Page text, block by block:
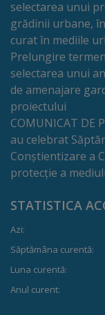
Licitații
Buget
și
Taxe
și
programe
selectarea unui
grădinii urbane,
curat în mediile
Prelungire
selectarea unui
de amenajare
proiectului
COMUNICAT DE
au celebrat
Conștientizare a
protecție a
STATISTICA
Azi:
Săptămâna curentă:
Luna curentă:
Anul curent: